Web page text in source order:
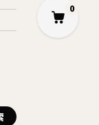
0